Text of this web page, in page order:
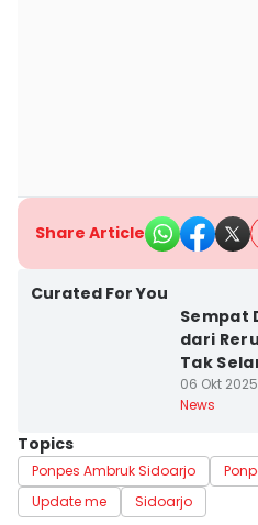
Share Article
Curated For You
Sempat
dari
Tak
06 Okt
News
Topics
Ponpes Ambruk Sidoarjo
Update me
Sidoarjo